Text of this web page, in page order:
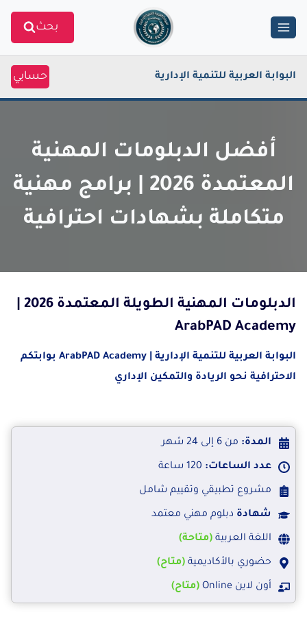
بحث
البوابة العربية للتنمية الإدارية حسابي
أفضل الدبلومات المهنية
المعتمدة 2026 | برامج مهنية
متكاملة بشهادات احترافية
ArabPAD Academy
البوابة العربية للتنمية الإدارية | ArabPAD Academy
بوابتكم
الاحترافية نحو الريادة والتمكين الإداري
المدة: من 6 إلى 24 شهر
عدد الساعات: 120 ساعة
مشروع تطبيقي وتقييم شامل
شهادة دبلوم مهني معتمد
اللغة العربية (متاحة)
حضوري بالأكاديمية (متاح)
أون لاين Online (متاح)